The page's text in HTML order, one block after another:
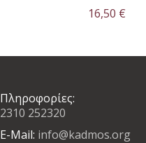
16,50 €
Πληροφορίες:
2310 252320
E-Mail: info@kadmos.org